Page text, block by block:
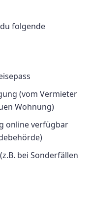
folgende
(vom Vermieter
Wohnung)
online verfügbar
bei Sonderfällen